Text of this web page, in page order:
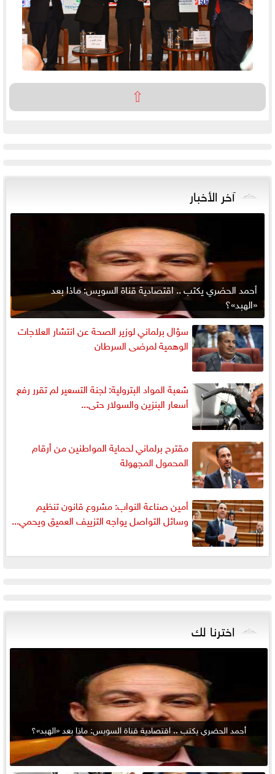
⇧
آخر الأخبار
أحمد الحضري يكتب .. اقتصادية قناة السويس: ماذا بعد
«الهبد»؟
سؤال برلماني لوزير الصحة عن انتشار العلاجات
الوهمية لمرضى السرطان
شعبة المواد البترولية: لجنة التسعير لم تقرر رفع
أسعار البنزين والسولار حتى...
مقترح برلماني لحماية المواطنين من أرقام
المحمول المجهولة
أمين صناعة النواب: مشروع قانون تنظيم
وسائل التواصل يواجه التزييف العميق ويحمي...
اخترنا لك
أحمد الحضري يكتب .. اقتصادية قناة السويس: ماذا بعد «الهبد»؟